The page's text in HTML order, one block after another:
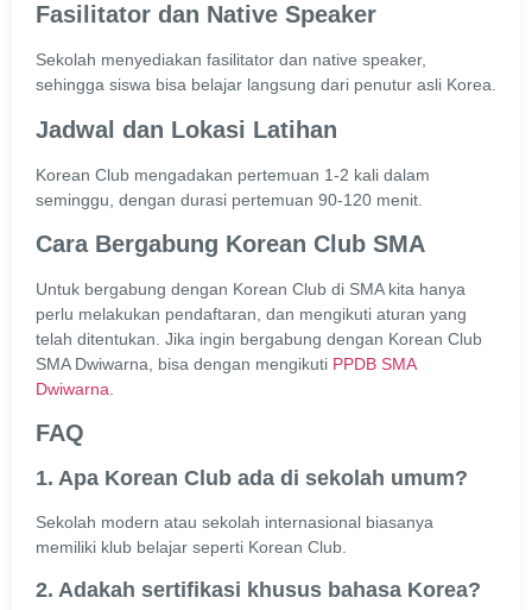
Fasilitator dan Native Speaker
Sekolah menyediakan fasilitator dan native speaker,
sehingga siswa bisa belajar langsung dari penutur asli Korea.
Jadwal dan Lokasi Latihan
Korean Club mengadakan pertemuan 1-2 kali dalam
seminggu, dengan durasi pertemuan 90-120 menit.
Cara Bergabung Korean Club SMA
Untuk bergabung dengan Korean Club di SMA kita hanya
perlu melakukan pendaftaran, dan mengikuti aturan yang
telah ditentukan. Jika ingin bergabung dengan Korean Club
SMA Dwiwarna, bisa dengan mengikuti PPDB SMA
Dwiwarna
FAQ
1. Apa Korean Club ada di sekolah umum?
Sekolah modern atau sekolah internasional biasanya
memiliki klub belajar seperti Korean Club.
2. Adakah sertifikasi khusus bahasa Korea?